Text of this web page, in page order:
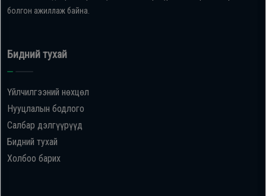
болгон ажиллаж байна.
Бидний тухай
Үйлчилгээний нөхцөл
Нууцлалын бодлого
Салбар дэлгүүрүүд
Бидний тухай
Холбоо барих